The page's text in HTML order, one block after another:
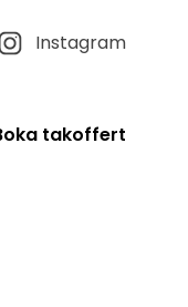
Instagram
takoffert